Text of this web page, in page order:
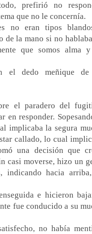
prefirió no
que no le concernía.
no eran tipos
de la mano si no
que somos alma
el dedo meñique
el paradero del
en responder.
implicaba la segura
callado, lo cual
una decisión que
casi moverse, hizo un
hacia
e hicieron
fue conducido a su
no había